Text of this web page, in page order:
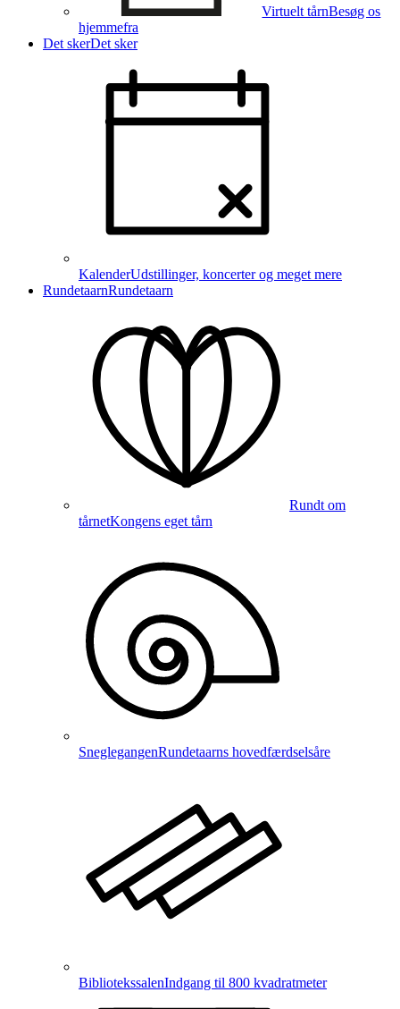
Virtuelt tårnBesøg os
hjemmefra
Det skerDet sker
KalenderUdstillinger, koncerter og meget mere
RundetaarnRundetaarn
Rundt om
tårnetKongens eget tårn
SneglegangenRundetaarns hovedfærdselsåre
BibliotekssalenIndgang til 800 kvadratmeter